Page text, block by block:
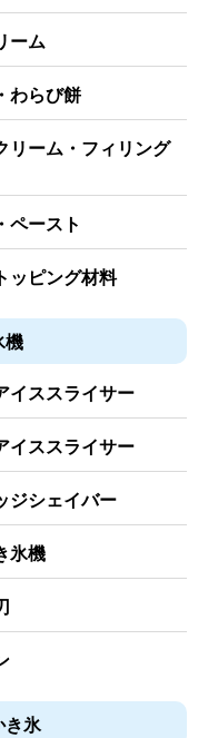
ーム
わらび餅
リーム・フィリング
ペースト
ッピング材料
機
イススライサー
イススライサー
ジシェイバー
氷機
き氷